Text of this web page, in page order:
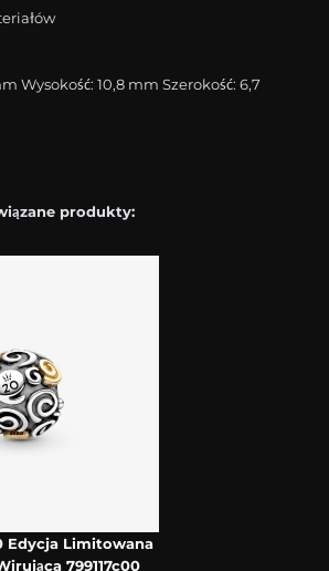
Wysokość: 10,8 mm Szerokość: 6,7
produkty:
Edycja Limitowana
799117c00